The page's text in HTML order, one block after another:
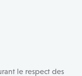
le respect des